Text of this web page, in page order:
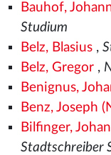
Bauhof,
Studium
Belz, Blasius,
Belz, Gregor,
Benignus,
Benz, Joseph
Bilfinger,
Stadtschreiber